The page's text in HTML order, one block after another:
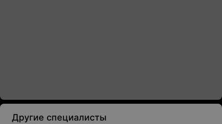
Другие специалисты